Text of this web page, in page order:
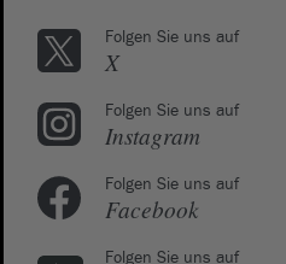
Folgen Sie uns auf
X
Folgen Sie uns auf
Instagram
Folgen Sie uns auf
Facebook
Folgen Sie uns auf